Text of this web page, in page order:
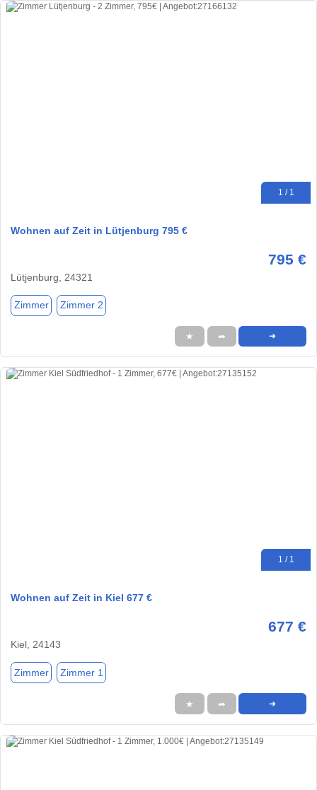
1 / 1
Wohnen auf Zeit in Lütjenburg 795 €
795 €
Lütjenburg, 24321
Zimmer Zimmer 2
★ ➦ ➜
1 / 1
Wohnen auf Zeit in Kiel 677 €
677 €
Kiel, 24143
Zimmer Zimmer 1
★ ➦ ➜